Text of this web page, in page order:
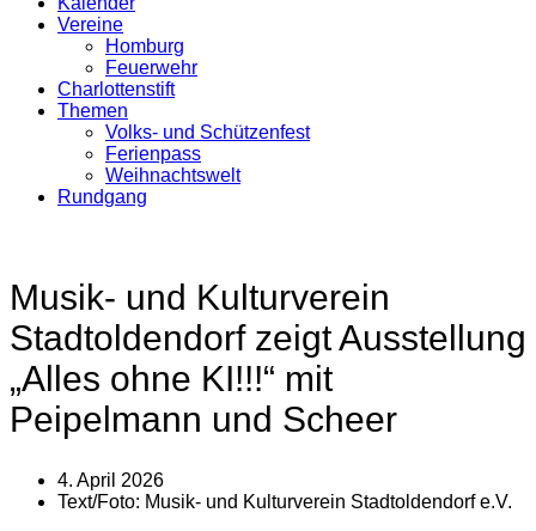
Vereine
Homburg
Feuerwehr
Charlottenstift
Themen
Volks- und Schützenfest
Ferienpass
Weihnachtswelt
Rundgang
Musik- und Kulturverein
Stadtoldendorf zeigt Ausstellung
„Alles ohne KI!!!“ mit
Peipelmann und Scheer
4. April 2026
Text/Foto: Musik- und Kulturverein Stadtoldendorf e.V.